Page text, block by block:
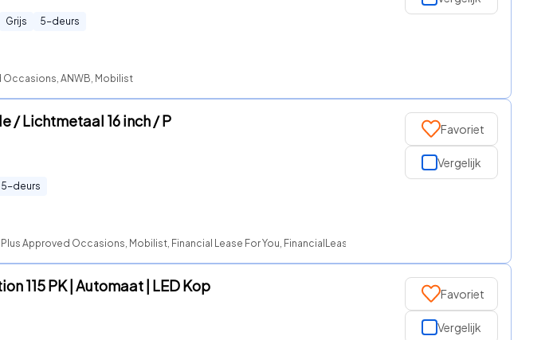
Grijs 5-deurs
ANWB, Mobilist
/ Lichtmetaal 16 inch / P
5-deurs
Approved Occasions, Mobilist, Financial Lease For You, FinancialLease.nl, ROS finance
Favoriet
Vergelijk
115 PK | Automaat | LED Kop Favoriet
Vergelijk